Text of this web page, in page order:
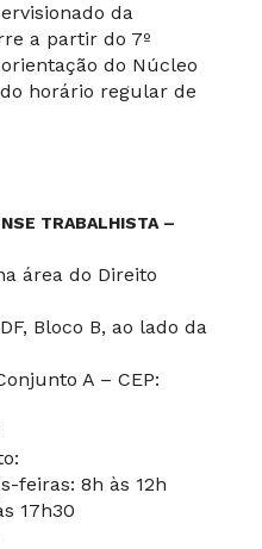
da
a partir do 7º
do Núcleo
horário regular de
TRABALHISTA –
área do Direito
Bloco B, ao lado da
A – CEP:
feiras: 8h às 12h
17h30